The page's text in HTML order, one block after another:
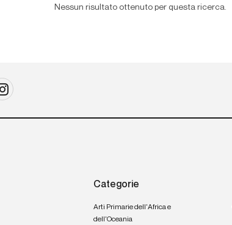
Nessun risultato ottenuto per questa ricerca.
Categorie
Arti Primarie dell'Africa e
dell'Oceania